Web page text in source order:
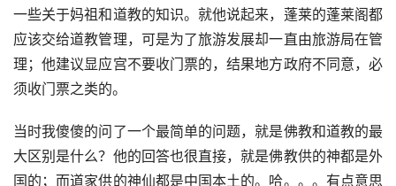
一些关于妈祖和道教的知识。就他说起来，蓬莱的蓬莱阁都
应该交给道教管理，可是为了旅游发展却一直由旅游局在管
理；他建议显应宫不要收门票的，结果地方政府不同意，必
须收门票之类的。
当时我傻傻的问了一个最简单的问题，就是佛教和道教的最
大区别是什么？他的回答也很直接，就是佛教供的神都是外
国的；而道家供的神仙都是中国本土的。哈。。。有点意思